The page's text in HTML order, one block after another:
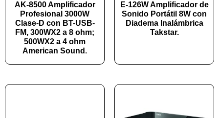
AK-8500 Amplificador
Profesional 3000W
Clase-D con BT-USB-
FM, 300WX2 a 8 ohm;
500WX2 a 4 ohm
American Sound.
E-126W Amplificador de
Sonido Portátil 8W con
Diadema Inalámbrica
Takstar.